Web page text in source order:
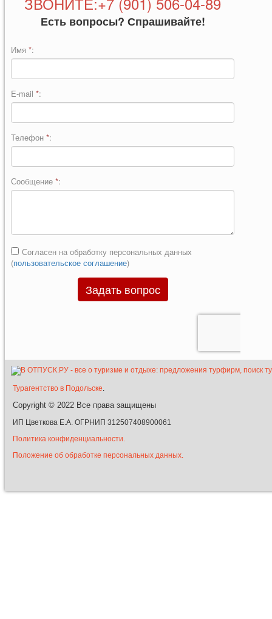
Турагентство в Подольске.
Copyright © 2022 Все права защищены
ИП Цветкова Е.А. ОГРНИП 312507408900061
Политика конфиденциальности.
Положение об обработке персональных данных.